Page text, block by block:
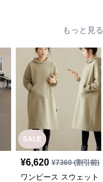
もっと見る
SALE
¥6,620 ¥7360(割引前)
ワンピース スウェット